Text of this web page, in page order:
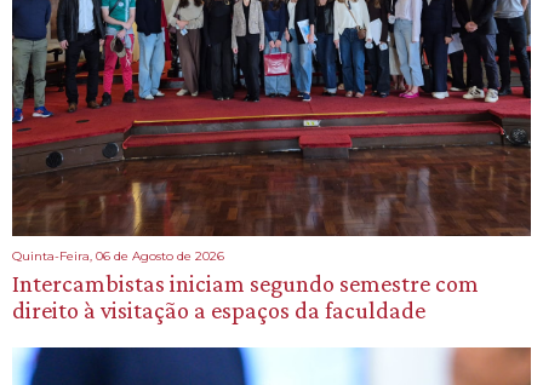
Quinta-Feira, 06 de Agosto de 2026
Intercambistas iniciam segundo semestre com
direito à visitação a espaços da faculdade